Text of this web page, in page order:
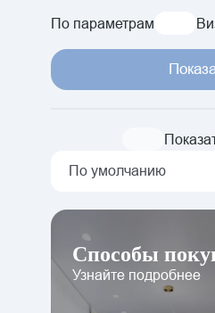
Недвижимость
Покупателям
Агентствам
г.Тюмень, ул.
По параметрам
По умолчанию
Способы
Узнайте подробнее